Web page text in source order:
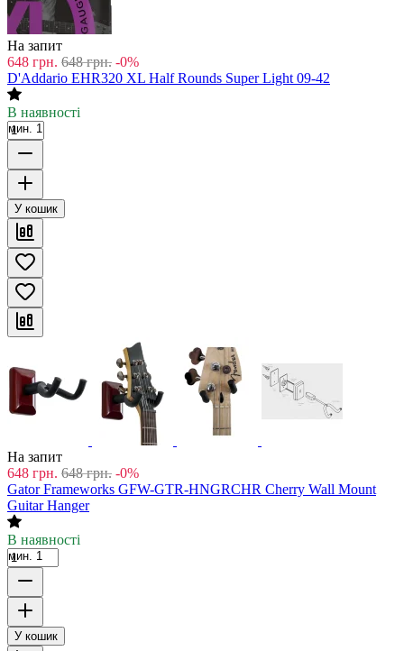
На запит
648 грн. 648 грн. -0%
D'Addario EHR320 XL Half Rounds Super Light 09-42
В наявності
мин. 1
У кошик
На запит
648 грн. 648 грн. -0%
Gator Frameworks GFW-GTR-HNGRCHR Cherry Wall Mount
Guitar Hanger
В наявності
мин. 1
У кошик